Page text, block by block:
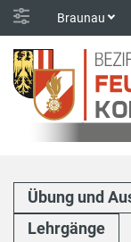
Braunau
Übung und
Lehrgänge